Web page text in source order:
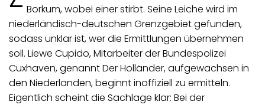
Borkum, wobei einer stirbt. Seine Leiche wird im
niederländisch-deutschen Grenzgebiet gefunden,
sodass unklar ist, wer die Ermittlungen übernehmen
soll. Liewe Cupido, Mitarbeiter der Bundespolizei
Cuxhaven, genannt Der Holländer, aufgewachsen in
den Niederlanden, beginnt inoffiziell zu ermitteln.
Eigentlich scheint die Sachlage klar: Bei der